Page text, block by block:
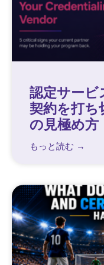
認定サービ
契約を打
の見極め方
もっと読む →